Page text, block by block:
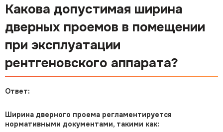
Какова допустимая ширина
дверных проемов в помещении
при эксплуатации
рентгеновского аппарата?
Ответ:
Ширина дверного проема регламентируется
нормативными документами, такими как: